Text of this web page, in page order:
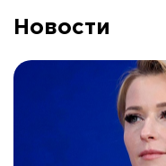
Новости